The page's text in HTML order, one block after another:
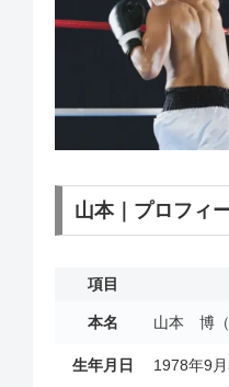
山本｜プロフィ
項目
本名 山本 博（
生年月日 1978年9